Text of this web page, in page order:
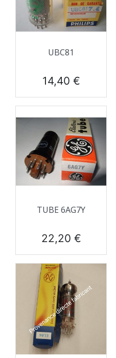
UBC81
Prix
14,40 €
TUBE 6AG7Y
Prix
22,20 €